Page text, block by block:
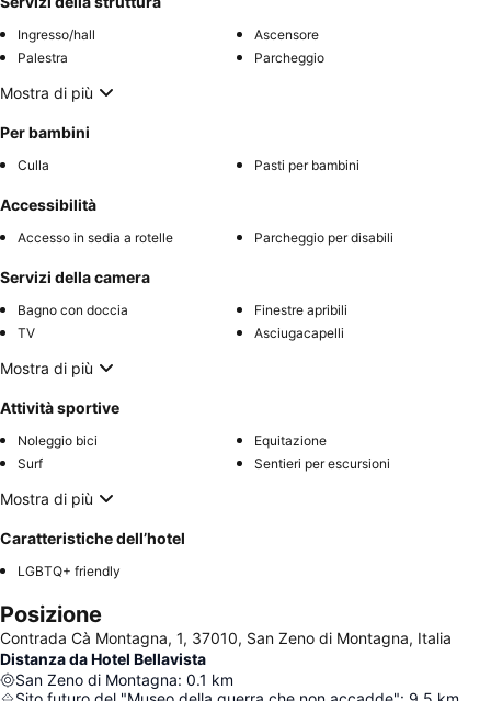
Ingresso/hall
Ascensore
Palestra
Parcheggio
Mostra di più
Per bambini
Culla Pasti per bambini
Accessibilità
Accesso in sedia a rotelle Parcheggio per disabili
Servizi della camera
Bagno con doccia
Finestre apribili
TV
Asciugacapelli
Mostra di più
Attività sportive
Noleggio bici
Equitazione
Surf
Sentieri per escursioni
Mostra di più
Caratteristiche dell’hotel
LGBTQ+ friendly
Posizione
Contrada Cà Montagna, 1, 37010, San Zeno di Montagna, Italia
Distanza da Hotel Bellavista
San Zeno di Montagna: 0.1 km